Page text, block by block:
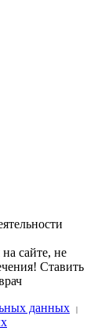
сайте, не
Ставить
данных
|